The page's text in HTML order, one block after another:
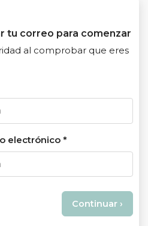
tu correo para comenzar
al comprobar que eres
electrónico *